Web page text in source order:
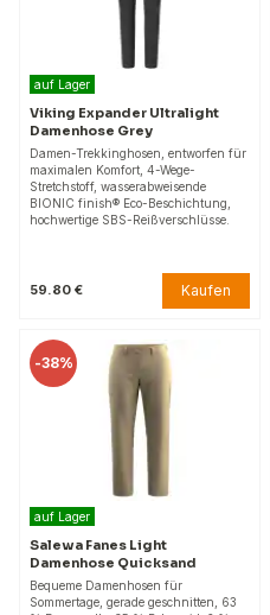
auf Lager
Viking Expander Ultralight
Damenhose Grey
Damen-Trekkinghosen, entworfen für
maximalen Komfort, 4-Wege-
Stretchstoff, wasserabweisende
BIONIC finish® Eco-Beschichtung,
hochwertige SBS-Reißverschlüsse.
59.80 € Kaufen
-38%
auf Lager
Salewa Fanes Light
Damenhose Quicksand
Bequeme Damenhosen für
Sommertage, gerade geschnitten, 63